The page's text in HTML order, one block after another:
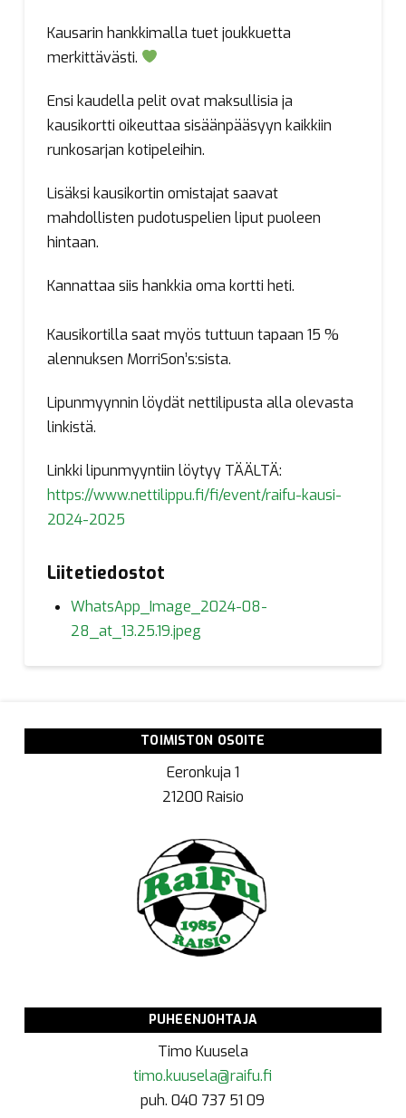
Kausarin hankkimalla tuet joukkuetta
merkittävästi.
Ensi kaudella pelit ovat maksullisia ja
kausikortti oikeuttaa sisäänpääsyyn kaikkiin
runkosarjan kotipeleihin.
Lisäksi kausikortin omistajat saavat
mahdollisten pudotuspelien liput puoleen
hintaan.
Kannattaa siis hankkia oma kortti heti.
Kausikortilla saat myös tuttuun tapaan 15 %
alennuksen MorriSon’s:sista.
Lipunmyynnin löydät nettilipusta alla olevasta
linkistä.
Linkki lipunmyyntiin löytyy TÄÄLTÄ:
https://www.nettilippu.fi/fi/event/raifu-kausi-
2024-2025
Liitetiedostot
WhatsApp_Image_2024-08-
28_at_13.25.19.jpeg
TOIMISTON OSOITE
Eeronkuja 1
21200 Raisio
PUHEENJOHTAJA
Timo Kuusela
timo.kuusela@raifu.fi
puh. 040 737 51 09